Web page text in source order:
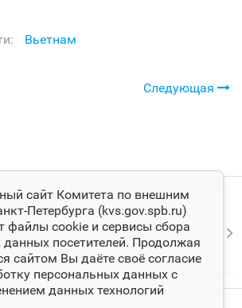
Вьетнам
Следующая
сайт Комитета по внешним
(kvs.gov.spb.ru)
файлы cookie и сервисы сбора
данных посетителей. Продолжая
сайтом Вы даёте своё согласие
персональных данных с
данных технологий